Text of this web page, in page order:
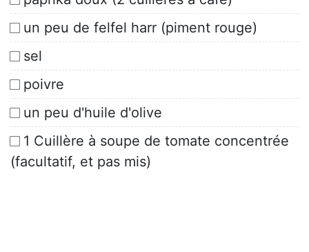
un peu de felfel harr (piment rouge)
sel
poivre
un peu d'huile d'olive
1 Cuillère à soupe de tomate concentrée
(facultatif, et pas mis)